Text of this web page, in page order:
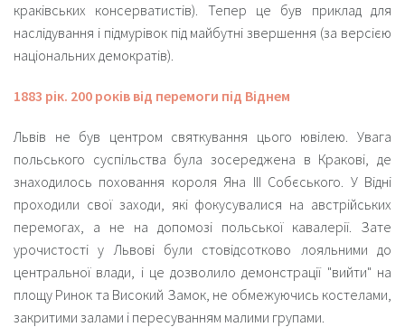
краківських консерватистів). Тепер це був приклад для
наслідування і підмурівок під майбутні звершення (за версією
національних демократів).
1883 рік. 200 років від перемоги під Віднем
Львів не був центром святкування цього ювілею. Увага
польського суспільства була зосереджена в Кракові, де
знаходилось поховання короля Яна ІІІ Собєського. У Відні
проходили свої заходи, які фокусувалися на австрійських
перемогах, а не на допомозі польської кавалерії. Зате
урочистості у Львові були стовідсотково лояльними до
центральної влади, і це дозволило демонстрації "вийти" на
площу Ринок та Високий Замок, не обмежуючись костелами,
закритими залами і пересуванням малими групами.